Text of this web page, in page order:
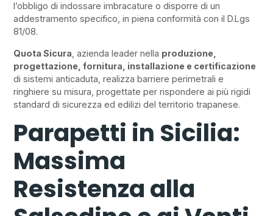
l’obbligo di indossare imbracature o disporre di un
addestramento specifico, in piena conformità con il D.Lgs
81/08.
Quota Sicura , azienda leader nella produzione,
progettazione, fornitura, installazione e certificazione
di sistemi anticaduta, realizza barriere perimetrali e
ringhiere su misura, progettate per rispondere ai più rigidi
standard di sicurezza ed edilizi del territorio trapanese.
Parapetti in Sicilia:
Massima
Resistenza alla